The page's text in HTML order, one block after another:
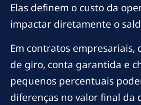
Elas definem o custo da
impactar diretamente o
Em contratos empresariais,
de giro, conta garantida e
pequenos percentuais
diferenças no valor final da